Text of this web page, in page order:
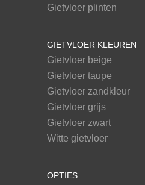
Gietvloer plinten
GIETVLOER KLEUREN
Gietvloer beige
Gietvloer taupe
Gietvloer zandkleur
Gietvloer grijs
Gietvloer zwart
Witte gietvloer
OPTIES